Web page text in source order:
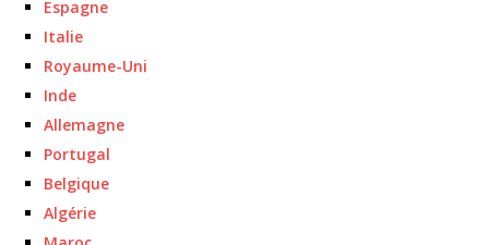
Espagne
Italie
Royaume-Uni
Inde
Allemagne
Portugal
Belgique
Algérie